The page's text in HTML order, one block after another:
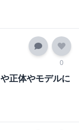
0
正体やモデルに